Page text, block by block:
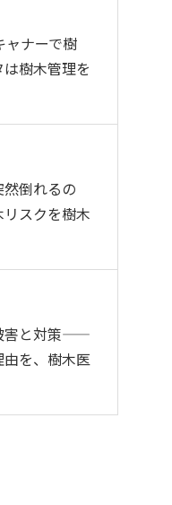
ャナーで樹
樹木管理を
倒れるの
スクを樹木
害と対策——
を、樹木医